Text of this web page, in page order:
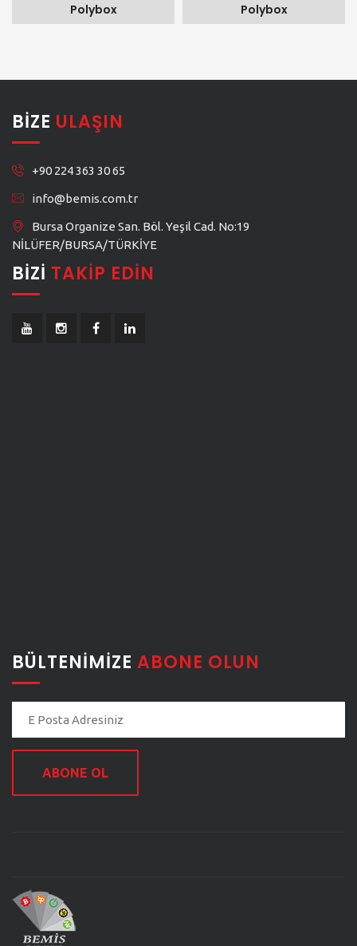
Polybox Polybox
BIZE ULAŞIN
+90 224 363 30 65
info@bemis.com.tr
Bursa Organize San. Böl. Yeşil Cad. No:19
NİLÜFER/BURSA/TÜRKİYE
BIZI TAKIP EDIN
BÜLTENIMIZE ABONE OLUN
ABONE OL